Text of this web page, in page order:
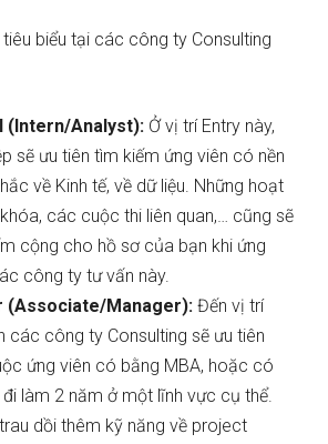
tiêu biểu tại các công ty Consulting
(Intern/Analyst): Ở vị trí Entry này,
sẽ ưu tiên tìm kiếm ứng viên có nền
về Kinh tế, về dữ liệu. Những hoạt
các cuộc thi liên quan,… cũng sẽ
cộng cho hồ sơ của bạn khi ứng
công ty tư vấn này.
(Associate/Manager): Đến vị trí
các công ty Consulting sẽ ưu tiên
ứng viên có bằng MBA, hoặc có
đi làm 2 năm ở một lĩnh vực cụ thể.
dồi thêm kỹ năng về project